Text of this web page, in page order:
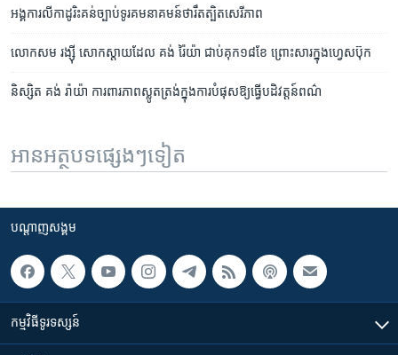
​​​​​​​​​​​​​​​​​​​​​​​​​​អង្គការ​លីកាដូ​រិះគន់​ច្បាប់​ទូរគមនាគមន៍​ថា​រឹតត្បិត​សេរីភាព
លោក​សម រង្ស៊ី ​សោកស្តាយ​ដែល​ គង់ រ៉ៃយ៉ា ​ជាប់​គុក​១៨​ខែ​ ព្រោះ​សារ​ក្នុង​ហ្វេសប៊ុក
និស្សិត​ គង់ ​រ៉ាយ៉ា​ ការពារ​ភាព​ស្លូតត្រង់​ក្នុង​ការ​បំផុស​ឱ្យ​ធ្វើ​បដិវត្តន៍​ពណ៌
អានអត្ថបទផ្សេងៗទៀត
បណ្តាញ​សង្គម
កម្មវិធី​ទូរទស្សន៍